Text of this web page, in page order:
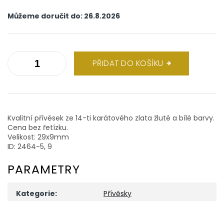
cena:
Můžeme doručit do: 26.8.2026
PŘIDAT DO KOŠÍKU
Kvalitní přívěsek ze 14-ti karátového zlata žluté a bílé barvy.
Cena bez řetízku.
Velikost: 29x9mm
ID: 2464-5, 9
PARAMETRY
Kategorie: Přívěsky